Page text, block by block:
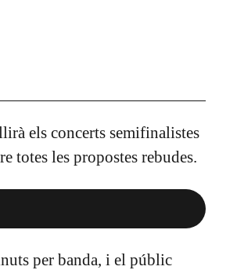
els concerts semifinalistes
totes les propostes rebudes.
per banda, i el públic